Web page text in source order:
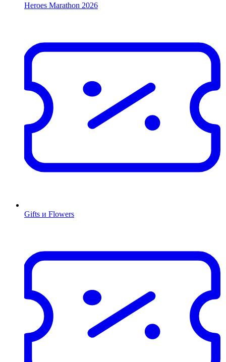
Heroes Marathon 2026
Gifts и Flowers